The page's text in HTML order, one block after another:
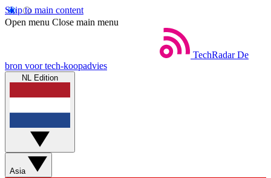
Skip to main content
Open menu Close main menu
TechRadar De
bron voor tech-koopadvies
NL Edition
Asia